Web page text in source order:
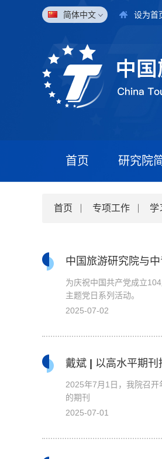
简体中文 设为首
首页 研究院
首页 专项工作 学
中国旅游研究院与
为庆祝中国共产党成立
主题党日系列活动。
2025-07-02
戴斌 | 以高水平期
2025年7月1日，我院召开
的期刊
2025-07-01